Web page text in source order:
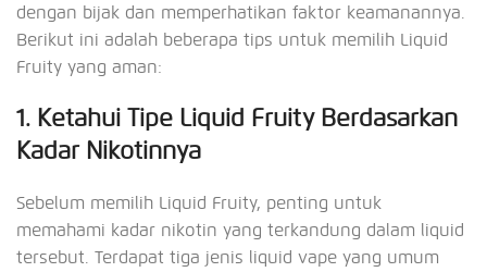
dengan bijak dan memperhatikan faktor keamanannya.
Berikut ini adalah beberapa tips untuk memilih Liquid
Fruity yang aman:
1. Ketahui Tipe Liquid Fruity Berdasarkan
Kadar Nikotinnya
Sebelum memilih Liquid Fruity, penting untuk
memahami kadar nikotin yang terkandung dalam liquid
tersebut. Terdapat tiga jenis liquid vape yang umum